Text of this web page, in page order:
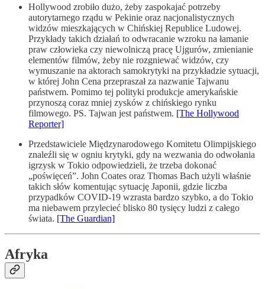
Hollywood zrobiło dużo, żeby zaspokajać potrzeby
autorytarnego rządu w Pekinie oraz nacjonalistycznych
widzów mieszkających w Chińskiej Republice Ludowej.
Przykłady takich działań to odwracanie wzroku na łamanie
praw człowieka czy niewolniczą pracę Ujgurów, zmienianie
elementów filmów, żeby nie rozgniewać widzów, czy
wymuszanie na aktorach samokrytyki na przykładzie sytuacji,
w której John Cena przepraszał za nazwanie Tajwanu
państwem. Pomimo tej polityki produkcje amerykańskie
przynoszą coraz mniej zysków z chińskiego rynku
filmowego. PS. Tajwan jest państwem. [The Hollywood
Reporter]
Przedstawiciele Międzynarodowego Komitetu Olimpijskiego
znaleźli się w ogniu krytyki, gdy na wezwania do odwołania
igrzysk w Tokio odpowiedzieli, że trzeba dokonać
„poświęceń”. John Coates oraz Thomas Bach użyli właśnie
takich słów komentując sytuację Japonii, gdzie liczba
przypadków COVID-19 wzrasta bardzo szybko, a do Tokio
ma niebawem przylecieć blisko 80 tysięcy ludzi z całego
świata. [The Guardian]
Afryka